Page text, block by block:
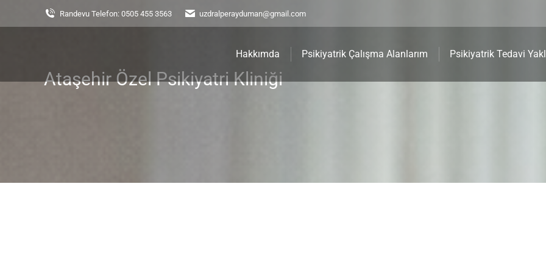
Randevu Telefon: 0505 455 3563 uzdralperayduman@gmail.com
Hakkımda Psikiyatrik Çalışma Alanlarım Psikiyatrik Tedavi
Ataşehir Özel Psikiyatri Kliniği
You are here: